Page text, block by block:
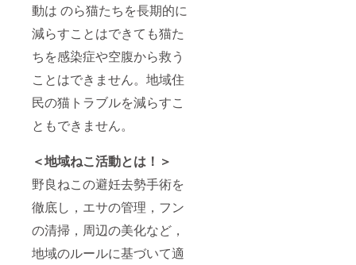
動は のら猫たちを長期的に
減らすことはできても猫た
ちを感染症や空腹から救う
ことはできません。地域住
民の猫トラブルを減らすこ
ともできません。
＜地域ねこ活動とは！＞
野良ねこの避妊去勢手術を
徹底し，エサの管理，フン
の清掃，周辺の美化など，
地域のルールに基づいて適